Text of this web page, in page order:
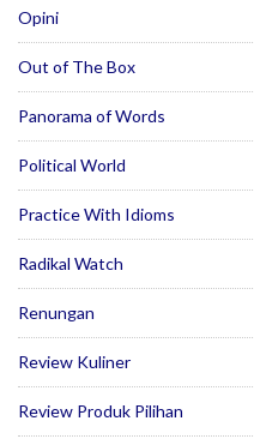
Opini
Out of The Box
Panorama of Words
Political World
Practice With Idioms
Radikal Watch
Renungan
Review Kuliner
Review Produk Pilihan